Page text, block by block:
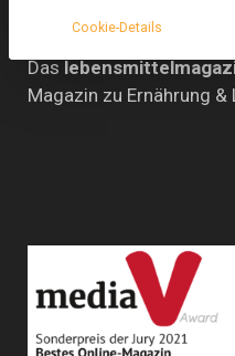
Das
Magazin zu Ernährung
Cookie-Details